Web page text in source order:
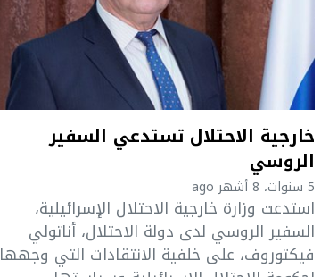
خارجية الاحتلال تستدعي السفير
الروسي
5 سنوات، 8 أشهر ago
استدعت وزارة خارجية الاحتلال الإسرائيلية،
السفير الروسي لدى دولة الاحتلال، أناتولي
فيكتوروف، على خلفية الانتقادات التي وجهها